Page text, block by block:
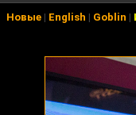
Новые| English | Goblin |